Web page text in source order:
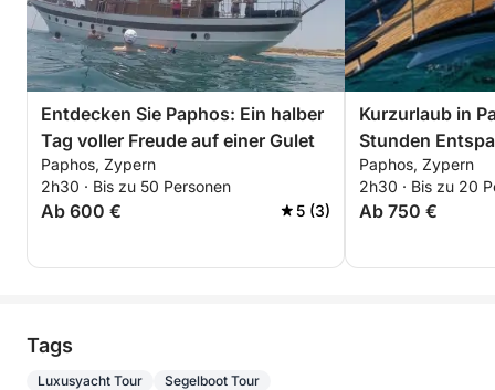
Entdecken Sie Paphos: Ein halber
Tag voller Freude auf einer Gulet
Paphos, Zypern
2h30 · Bis zu 50 Personen
Ab 600 € 5 (3)
Kurzurlaub in
Stunden
Motorboot
Paphos, Zypern
2h30 · Bis zu 20
Ab 750 €
Tags
Luxusyacht Tour Segelboot Tour